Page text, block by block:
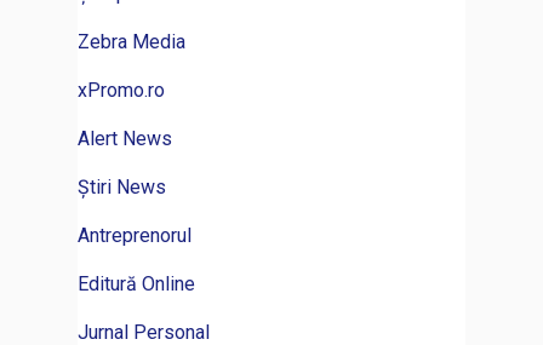
Zebra Media
xPromo.ro
Alert News
Știri News
Antreprenorul
Editură Online
Jurnal Personal